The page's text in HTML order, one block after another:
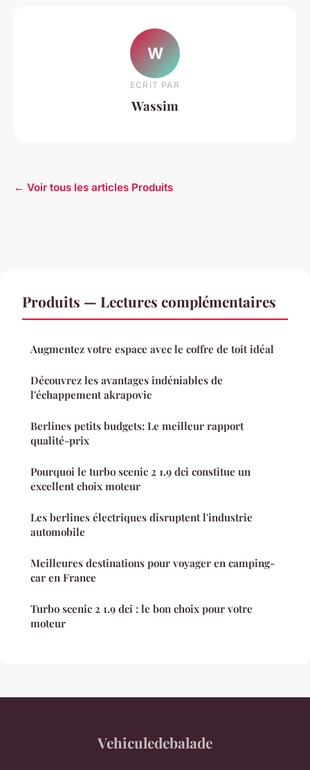
W
ECRIT PAR
Wassim
← Voir tous les articles Produits
Produits — Lectures complémentaires
Augmentez votre espace avec le coffre de toit idéal
Découvrez les avantages indéniables de
l'échappement akrapovic
Berlines petits budgets: Le meilleur rapport
qualité-prix
Pourquoi le turbo scenic 2 1.9 dci constitue un
excellent choix moteur
Les berlines électriques disruptent l'industrie
automobile
Meilleures destinations pour voyager en camping-
car en France
Turbo scenic 2 1.9 dci : le bon choix pour votre
moteur
Vehiculedebalade